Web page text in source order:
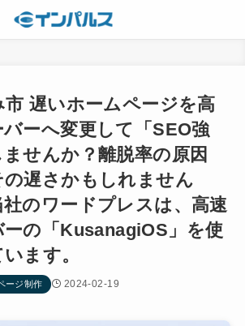
市 遅いホームページを高
ーへ変更して「SEO強
せんか？離脱率の原因
の遅さかもしれません
社のワードプレスは、高速
ーの「KusanagiOS」を使
ます。
ージ制作 2024-02-19